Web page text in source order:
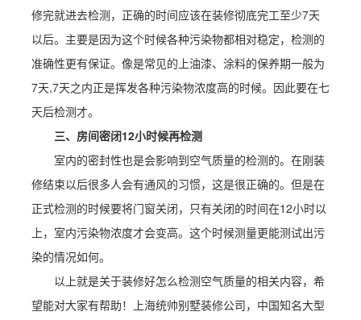
修完就进去检测，正确的时间应该在装修彻底完工至少7天
以后。主要是因为这个时候各种污染物都相对稳定，检测的
准确性更有保证。像是常见的上油漆、涂料的保养期一般为
7天,7天之内正是挥发各种污染物浓度高的时候。因此要在七
天后检测才。
三、房间密闭12小时候再检测
室内的密封性也是会影响到空气质量的检测的。在刚装
修结束以后很多人会有通风的习惯，这是很正确的。但是在
正式检测的时候要将门窗关闭，只有关闭的时间在12小时以
上，室内污染物浓度才会变高。这个时候测量更能测试出污
染的情况如何。
以上就是关于装修好怎么检测空气质量的相关内容，希
望能对大家有帮助！上海统帅别墅装修公司，中国知名大型